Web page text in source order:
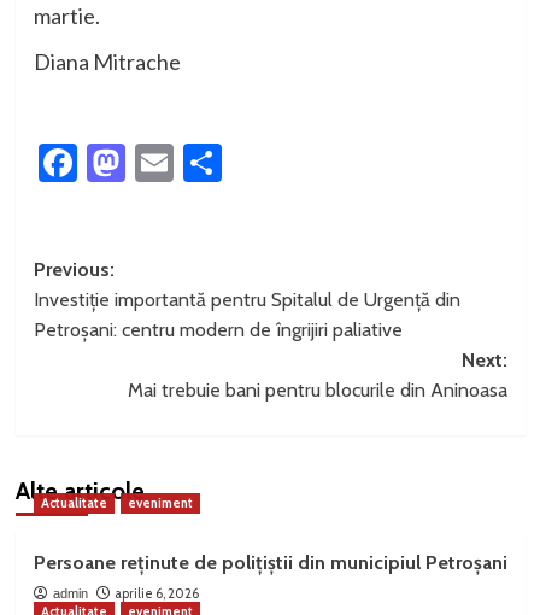
martie.
Diana Mitrache
Facebook
Mastodon
EmailPartajează
Post
navigation
Previous:
Investiție importantă pentru Spitalul de Urgență din
Petroșani: centru modern de îngrijiri paliative
Next:
Mai trebuie bani pentru blocurile din Aninoasa
Alte articole
Actualitate eveniment
Persoane reținute de polițiștii din municipiul Petroșani
admin
aprilie 6, 2026
Actualitate
eveniment